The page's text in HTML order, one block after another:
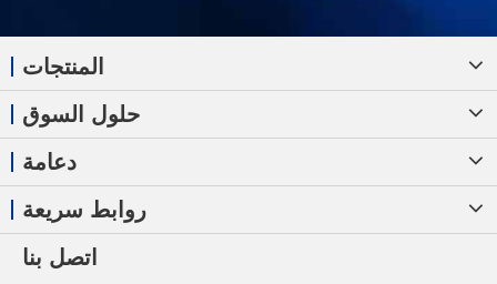
المنتجات
حلول السوق
دعامة
روابط سريعة
اتصل بنا